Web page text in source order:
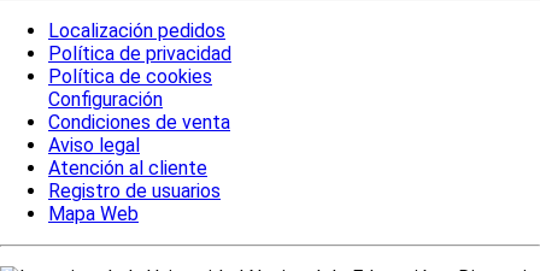
Localización pedidos
Política de privacidad
Política de cookies
Configuración
Condiciones de venta
Aviso legal
Atención al cliente
Registro de usuarios
Mapa Web